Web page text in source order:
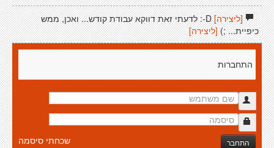
[ליצירה]
D-: לדעתי זאת דווקא עבודת קודש... ואכן, ממש
כיפיית... ;) [ליצירה]
התחברות
התחבר שכחתי סיסמה